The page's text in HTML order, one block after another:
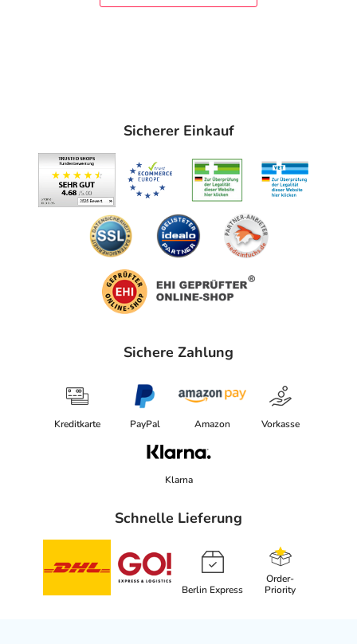
Sicherer Einkauf
Sichere Zahlung
Kreditkarte PayPal Amazon Vorkasse
Klarna
Schnelle Lieferung
Berlin Express
Order-
Priority